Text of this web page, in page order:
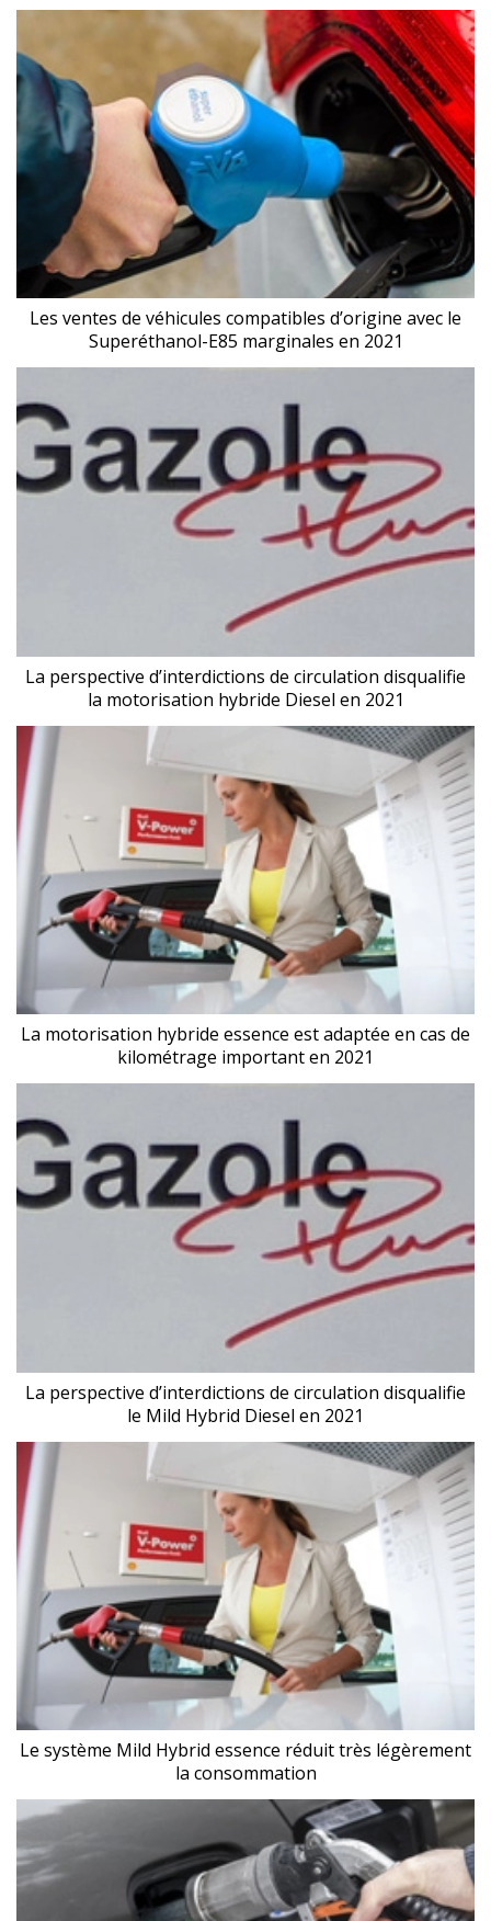
Les ventes de véhicules compatibles d’origine avec le
Superéthanol-E85 marginales en 2021
La perspective d’interdictions de circulation disqualifie
la motorisation hybride Diesel en 2021
La motorisation hybride essence est adaptée en cas de
kilométrage important en 2021
La perspective d’interdictions de circulation disqualifie
le Mild Hybrid Diesel en 2021
Le système Mild Hybrid essence réduit très légèrement
la consommation